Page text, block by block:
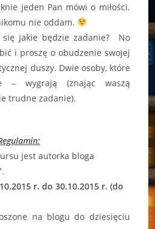
jeden Pan mówi o miłości.
nie oddam.
się jakie będzie zadanie? No
i proszę o obudzenie swojej
duszy. Dwie osoby, które
– wygrają (znając waszą
trudne zadanie).
jest autorka bloga
.
r. do 30.10.2015 r. (do
na blogu do dziesięciu